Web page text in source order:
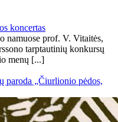
koncertas
namuose prof. V. Vitaitės,
tarptautinių konkursų
menų [...]
paroda „Čiurlionio pėdos,